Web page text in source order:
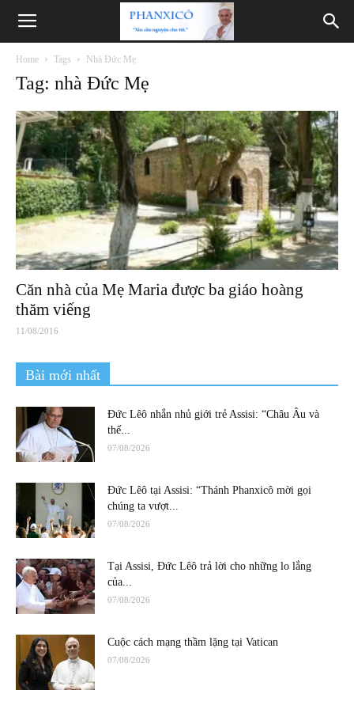
Phanxicô
Home Tags Nhà Đức Mẹ
Tag: nhà Đức Mẹ
Căn nhà của Mẹ Maria được ba giáo hoàng
thăm viếng
11/08/2016
Bài mới nhất
Đức Lêô nhắn nhủ giới trẻ Assisi: “Châu Âu và
thế...
07/08/2026
Đức Lêô tại Assisi: “Thánh Phanxicô mời gọi
chúng ta vượt...
07/08/2026
Tại Assisi, Đức Lêô trả lời cho những lo lắng
của...
07/08/2026
Cuộc cách mạng thầm lặng tại Vatican
07/08/2026